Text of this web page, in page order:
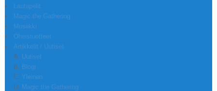
Lautapelit
Magic the Gathering
Musiikki
Oheistuotteet
Artikkelit / Uutiset
Uutiset
Blogi
Yleinen
Magic the Gathering